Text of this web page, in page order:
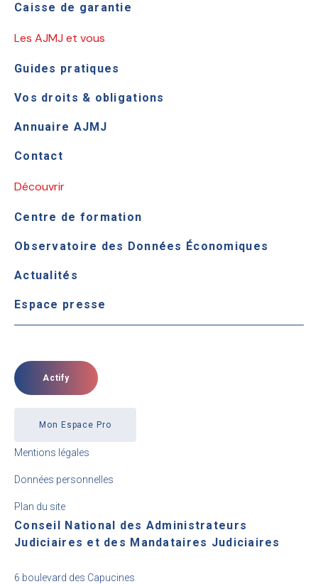
Caisse de garantie
Les AJMJ et vous
Guides pratiques
Vos droits & obligations
Annuaire AJMJ
Contact
Découvrir
Centre de formation
Observatoire des Données Économiques
Actualités
Espace presse
Actify
Mon Espace Pro
Mentions légales
Données personnelles
Plan du site
Conseil National des Administrateurs
Judiciaires et des Mandataires Judiciaires
6 boulevard des Capucines